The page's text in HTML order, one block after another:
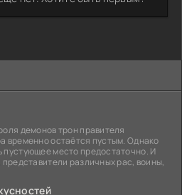
демонов трон правителя
временно остаётся пустым. Однако
место предостаточно. И
представители различных рас, воины,